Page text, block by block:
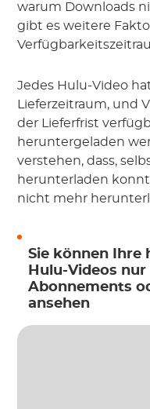
warum Downloads
gibt es weitere
Jedes Hulu-Video
Lieferzeitraum, und
der Lieferfrist
heruntergeladen
verstehen, dass,
herunterladen
nicht mehr
Sie können Ihre
Hulu-Videos
Abonnements
ansehen